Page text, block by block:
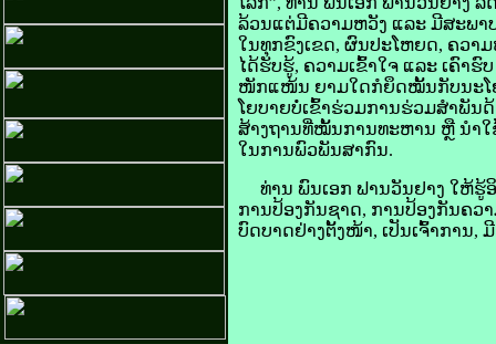
ລ້ວນ​ແຕ່​ມີ​ຄວາມ​ຫວັງ ແລະ ມີ​ສະພາ
ໃນ​ທຸກ​ຂົງເຂດ, ຜົນ​ປະໂຫຍດ, ຄວາ
ໄດ້​ຮັບ​ຮູ້, ຄວາມ​ເຂົ້າໃຈ ແລະ ເຄົາ
ໜັກ​ແໜ້ນ ຍາມ​ໃດ​ກໍ​ຍຶດ​ໝັ້ນ​ກັບ​ນະໂຍ
ໂຍບາຍ​ບໍ່​ເຂົ້າ​ຮ່ວມ​ການ​ຮ່ວມ​ສຳພັນ​
ສ້າງ​ຖານ​ທີ່​ໝັ້ນ​ການ​ທະຫານ ຫຼື ນຳ​
ໃນ​ການ​ພົວພັນ​ສາກົນ.
ທ່ານ ພົນ​ເອກ ຟານ​ວັນ​ຢາງ ໃຫ້​ຮູ້​
ການ​ປ້ອງ​ກັນ​ຊາດ, ການ​ປ້ອງ​ກັນ​ຄວ
ບົດບາດ​ຢ່າງ​ຕັ້ງໜ້າ, ເປັນ​ເຈົ້າ​ການ